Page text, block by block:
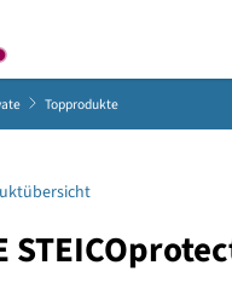
Topprodukte